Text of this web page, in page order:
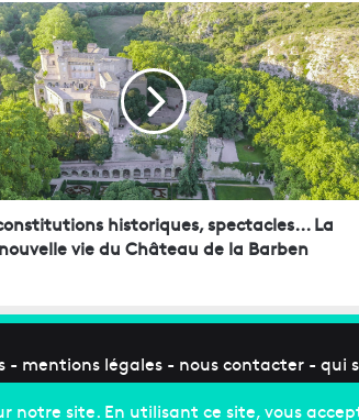
historiques, spectacles... La
nouvelle vie du Château de la Barben
- mentions légales - nous contacter - qui